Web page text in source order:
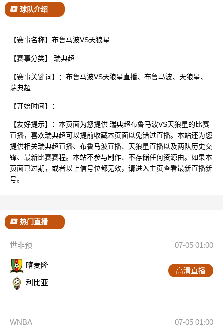
球队介绍
【赛事名称】布鲁马波VS天狼星
【赛事分类】 瑞典超
【赛事关键词】：布鲁马波VS天狼星直播、布鲁马波、天狼星、
瑞典超
【开始时间】：
【友好提示】：本页面为您提供 瑞典超布鲁马波VS天狼星的比赛
直播，喜欢瑞典超可以提前收藏本页面以免错过直播。本站还为您
提供相关瑞典超直播、布鲁马波直播、天狼星直播以及两队历史交
锋、最新比赛赛程。本站不参与制作、不存储任何资源由。如果本
页面已过期，或者以上信号位都无效，请进入主页查看最新直播新
号。
热门直播
世非预 07-05 01:00
喀麦隆
利比亚
高清直播
WNBA 07-05 01:00